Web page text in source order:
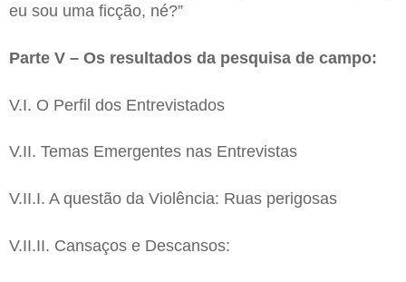
eu sou uma ficção, né?”
Parte V – Os resultados da pesquisa de campo:
V.I. O Perfil dos Entrevistados
V.II. Temas Emergentes nas Entrevistas
V.II.I. A questão da Violência: Ruas perigosas
V.II.II. Cansaços e Descansos: